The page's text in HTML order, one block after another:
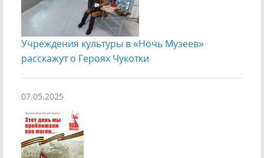
Учреждения культуры в «Ночь Музеев»
расскажут о Героях Чукотки
07.05.2025